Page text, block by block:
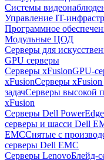
Системы
Управление IT-
Программное
Модульные ЦОД
Серверы для
GPU серверы
Серверы xFusionGPU-
xFusionСерверы
задачСерверы высокой
xFusion
Серверы Dell PowerEdge
серверы и шасси Dell
EMCСнятые с
серверы Dell EMC
Серверы LenovoБлейд-